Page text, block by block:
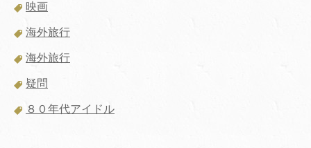
映画
海外旅行
海外旅行
疑問
８０年代アイドル